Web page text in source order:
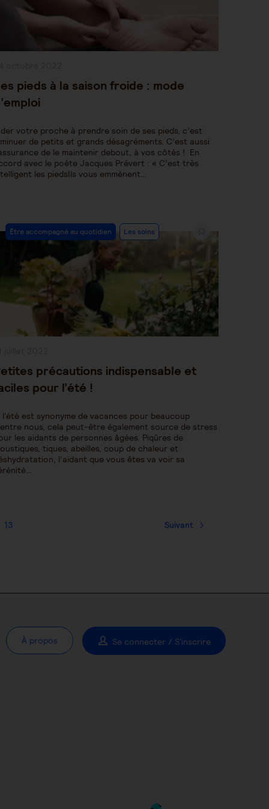
pieds à la saison froide : mode
votre proche à prendre soin de ses pieds, c’est
de petits et grands désagréments. C’est aussi
de le maintenir debout, à vos côtés ! En
avec le poète Jacques Prévert : « C’est très
les piedsIls vous emmènent…
Post
Category:
Être accompagné au quotidien Les soins
précautions indispensable et
pour l’été !
l'été est synonyme de vacances pour beaucoup
nous, cela peut-être également source de stress
les aidants de personnes âgées. Piqûres de
tiques, abeilles, coup de chaleur et
l’aidant que vous êtes va voir sa
13 Suivant
À propos Se connecter / S'inscrire